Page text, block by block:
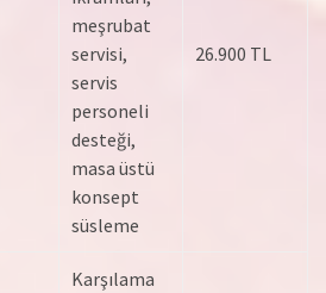
meşrubat
servisi,
servis
personeli
desteği,
masa üstü
konsept
süsleme
26.900 TL
Karşılama